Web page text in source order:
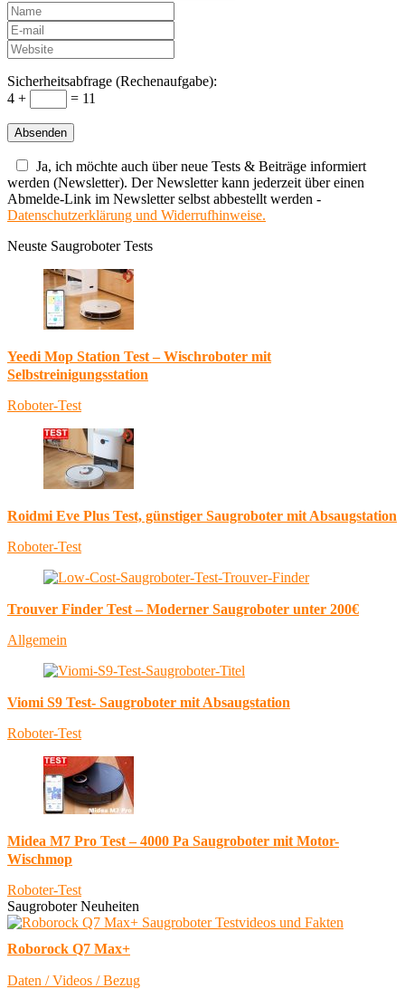
Sicherheitsabfrage (Rechenaufgabe):
4 +
= 11
Ja, ich möchte auch über neue Tests & Beiträge informiert
werden (Newsletter). Der Newsletter kann jederzeit über einen
Abmelde-Link im Newsletter selbst abbestellt werden -
Datenschutzerklärung und Widerrufhinweise.
Neuste Saugroboter Tests
Yeedi Mop Station Test – Wischroboter mit
Selbstreinigungsstation
Roboter-Test
Roidmi Eve Plus Test, günstiger Saugroboter mit Absaugstation
Roboter-Test
Trouver Finder Test – Moderner Saugroboter unter 200€
Allgemein
Viomi S9 Test- Saugroboter mit Absaugstation
Roboter-Test
Midea M7 Pro Test – 4000 Pa Saugroboter mit Motor-
Wischmop
Roboter-Test
Saugroboter Neuheiten
Roborock Q7 Max+
Daten / Videos / Bezug